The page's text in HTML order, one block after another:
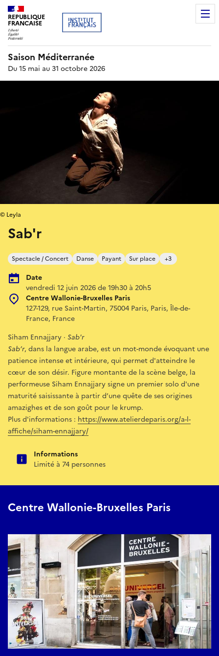
REPUBLIQUE
FRANCAISE
Saison Méditerranée
Du 15 mai au 31 octobre 2026
Sab'r
Spectacle / Concert Danse Payant Sur place +3
Date
vendredi 12 juin 2026 de 19h30 à 20h5
Centre Wallonie-Bruxelles Paris
127-129, rue Saint-Martin, 75004 Paris, Paris, Île-de-
France, France
© Leyla
Siham Ennajjary · Sab'r
Sab’r, dans la langue arabe, est un mot-monde évoquant une
patience intense et intérieure, qui permet d'atteindre le
cœur de son désir. Figure montante de la scène belge, la
performeuse Siham Ennajjary signe un premier solo d'une
maturité saisissante à partir d’une quête de ses origines
amazighes et de son goût pour le krump.
Plus d'informations : https://www.atelierdeparis.org/a-l-
affiche/siham-ennajjary/
Informations
Limité à 74 personnes
Centre Wallonie-Bruxelles Paris